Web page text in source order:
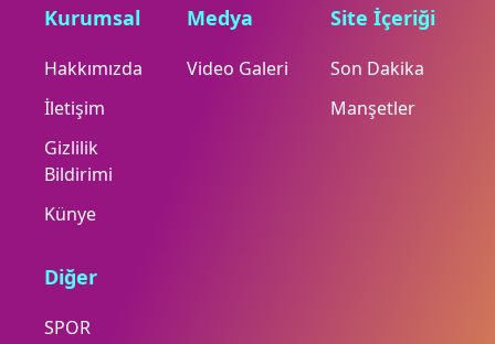
Kurumsal
Hakkımızda
İletişim
Gizlilik
Bildirimi
Künye
Medya
Video Galeri
Site İçeriği
Son Dakika
Manşetler
Diğer
SPOR